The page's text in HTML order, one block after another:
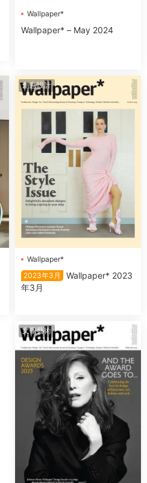
Wallpaper*
Wallpaper* – May 2024
創意設計
Wallpaper*
2023年3月
Wallpaper* 2023
年3月
文學藝術